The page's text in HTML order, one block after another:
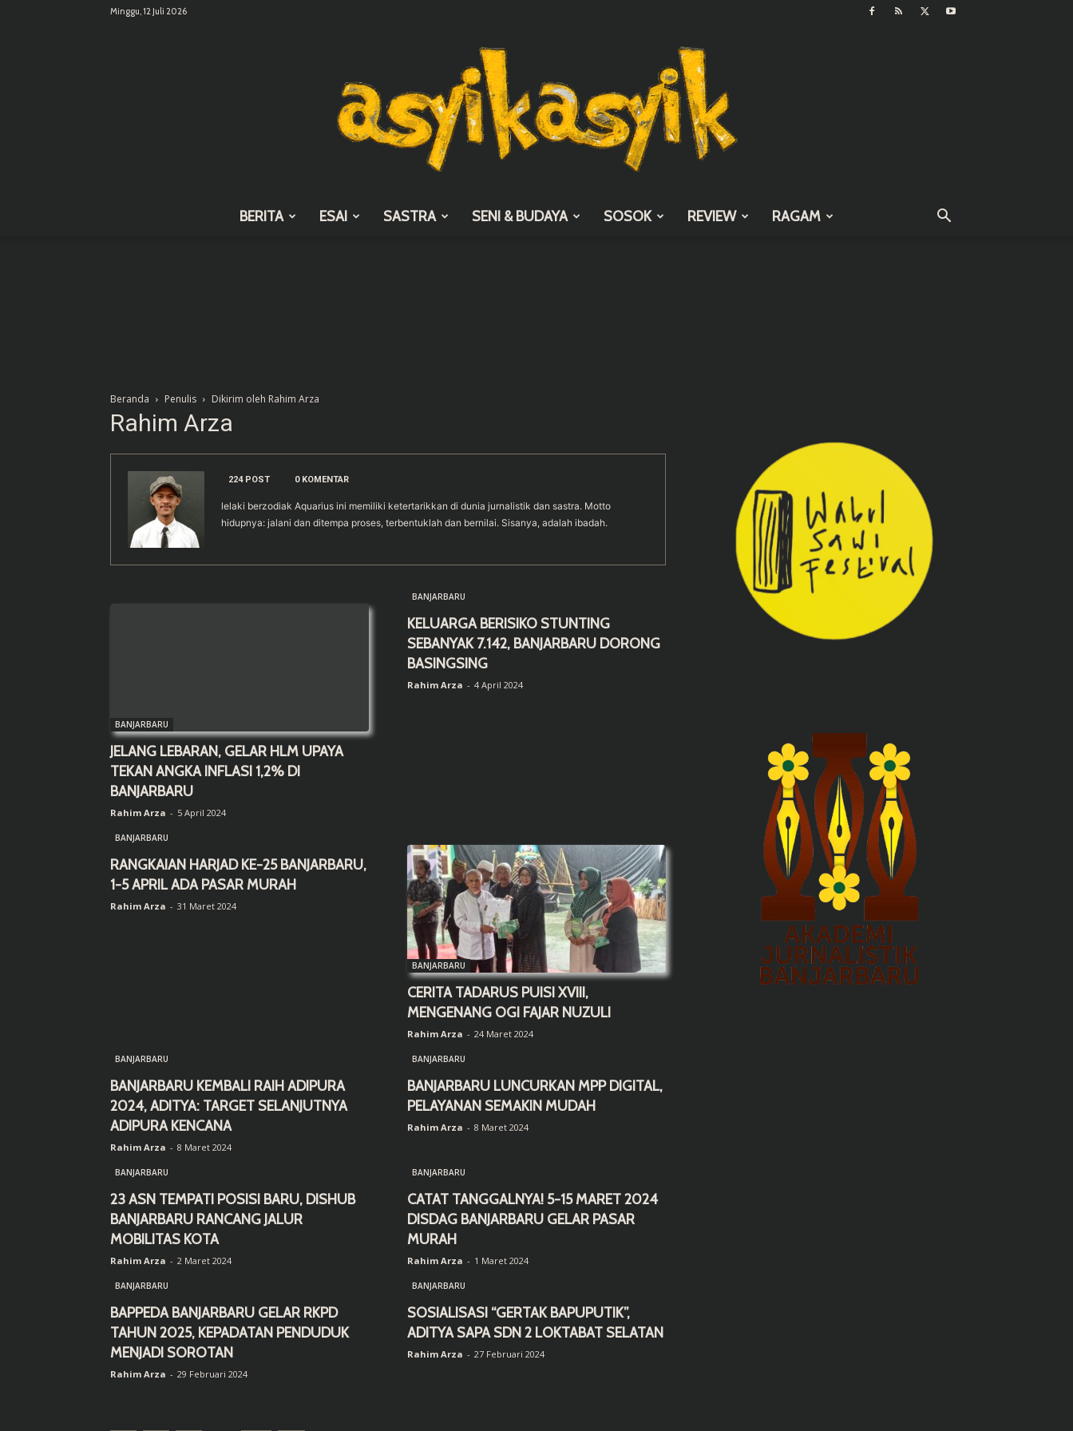
Minggu, 12 Juli 2026
BERITA ESAI SASTRA SENI & BUDAYA SOSOK REVIEW RAGAM
Beranda Penulis Dikirim oleh Rahim Arza
Rahim Arza
224 POST 0 KOMENTAR
lelaki berzodiak Aquarius ini memiliki ketertarikkan di dunia jurnalistik dan sastra. Motto
hidupnya: jalani dan ditempa proses, terbentuklah dan bernilai. Sisanya, adalah ibadah.
BANJARBARU
JELANG LEBARAN, GELAR HLM UPAYA
TEKAN ANGKA INFLASI 1,2% DI
BANJARBARU
Rahim Arza - 5 April 2024
BANJARBARU
KELUARGA BERISIKO STUNTING
SEBANYAK 7.142, BANJARBARU DORONG
BASINGSING
Rahim Arza - 4 April 2024
BANJARBARU
RANGKAIAN HARJAD KE-25 BANJARBARU,
1-5 APRIL ADA PASAR MURAH
Rahim Arza - 31 Maret 2024
BANJARBARU
CERITA TADARUS PUISI XVIII,
MENGENANG OGI FAJAR NUZULI
Rahim Arza - 24 Maret 2024
BANJARBARU
BANJARBARU KEMBALI RAIH ADIPURA
2024, ADITYA: TARGET SELANJUTNYA
ADIPURA KENCANA
Rahim Arza - 8 Maret 2024
BANJARBARU
BANJARBARU LUNCURKAN MPP DIGITAL,
PELAYANAN SEMAKIN MUDAH
Rahim Arza - 8 Maret 2024
BANJARBARU
23 ASN TEMPATI POSISI BARU, DISHUB
BANJARBARU RANCANG JALUR
MOBILITAS KOTA
Rahim Arza - 2 Maret 2024
BANJARBARU
CATAT TANGGALNYA! 5-15 MARET 2024
DISDAG BANJARBARU GELAR PASAR
MURAH
Rahim Arza - 1 Maret 2024
BANJARBARU
BAPPEDA BANJARBARU GELAR RKPD
TAHUN 2025, KEPADATAN PENDUDUK
MENJADI SOROTAN
Rahim Arza - 29 Februari 2024
BANJARBARU
SOSIALISASI “GERTAK BAPUPUTIK”,
ADITYA SAPA SDN 2 LOKTABAT SELATAN
Rahim Arza - 27 Februari 2024